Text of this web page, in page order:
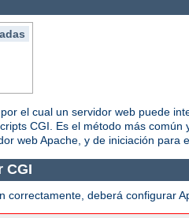
el cual un servidor web puede
CGI. Es el método más
web Apache, y de iniciación para
CGI
correctamente, deberá configurar